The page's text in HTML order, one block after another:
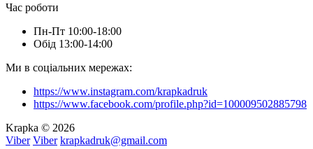
Час роботи
Пн-Пт 10:00-18:00
Обід 13:00-14:00
Ми в соціальних мережах:
https://www.instagram.com/krapkadruk
https://www.facebook.com/profile.php?id=100009502885798
Krapka © 2026
Viber Viber krapkadruk@gmail.com